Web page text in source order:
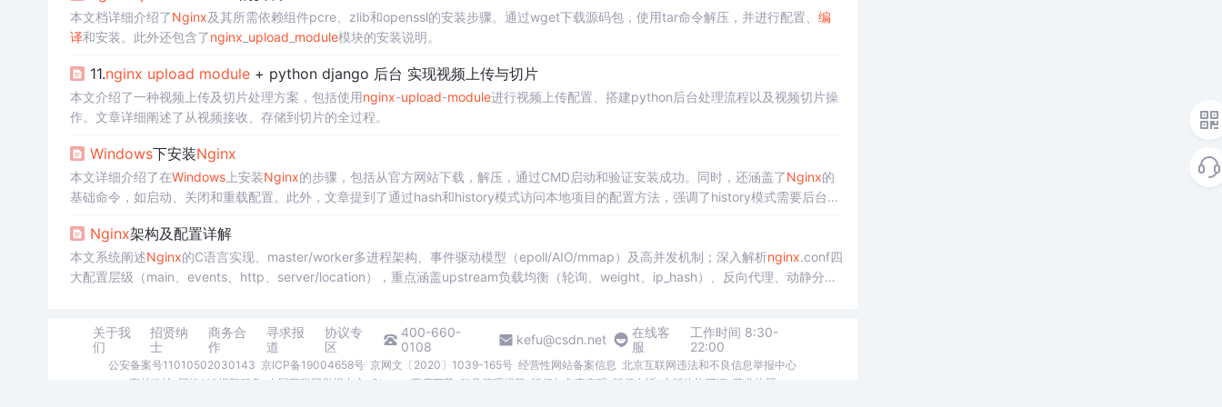
本文档详细介绍了Nginx及其所需依赖组件pcre、zlib和openssl的安装步骤。通过wget下载源码包，使用tar命令解压，并进行配置、 编
译和安装。此外还包含了nginx upload module模块的安装说明。
11.nginx upload module+ python django 后台 实现视频上传与切片
本文介绍了一种视频上传及切片处理方案，包括使用nginx-upload-module进行视频上传配置、搭建python后台处理流程以及视频切片操
作。文章详细阐述了从视频接收、存储到切片的全过程。
Windows下安装Nginx
本文详细介绍了在Windows上安装Nginx的步骤，包括从官方网站下载，解压，通过CMD启动和验证安装成功。同时，还涵盖了Nginx的
基础命令，如启动、关闭和重载配置。此外，文章提到了通过hash和history模式访问本地项目的配置方法，强调了history模式需要后台配
Nginx架构及配置详解
本文系统阐述Nginx的C语言实现、master/worker多进程架构、事件驱动模型（epoll/AIO/mmap）及高并发机制；深入解析nginx.conf四
大配置层级（main、events、http、server/location），重点涵盖upstream负载均衡（轮询、weight、ip_hash）、反向代理、动静分
关于我
们
招贤纳
士
商务合
作
寻求报
道
协议专
区
400-660-
0108
kefu@csdn.net
在线客
服
工作时间 8:30-
22:00
公安备案号11010502030143 京ICP备19004658号 京网文〔2020〕1039-165号 经营性网站备案信息 北京互联网违法和不良信息举报中心
家长监护
网络110报警服务 中国互联网举报中心 Chrome商店下载 账号管理规范 版权与免责声明 版权申诉 出版物许可证 营业执照